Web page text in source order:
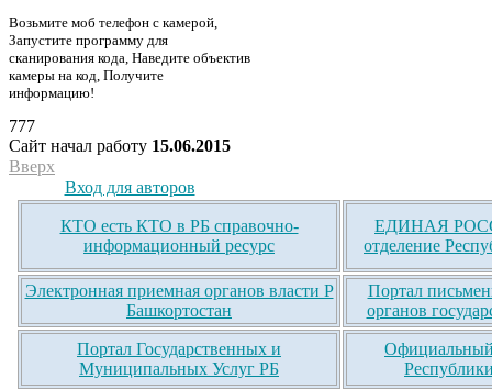
Возьмите моб телефон с камерой,
Запустите программу для
сканирования кода, Наведите объектив
камеры на код, Получите
информацию!
777
Сайт начал работу 15.06.2015
Вверх
Вход для авторов
КТО есть КТО в РБ справочно-
информационный ресурс
ЕДИНАЯ
отделение
Электронная приемная органов власти Р
Башкортостан
Портал
органов
Портал Государственных и
Муниципальных Услуг РБ
Официальный